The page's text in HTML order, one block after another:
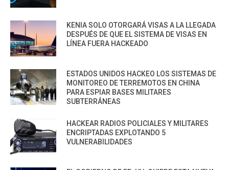
KENIA SOLO OTORGARÁ VISAS A LA LLEGADA
DESPUÉS DE QUE EL SISTEMA DE VISAS EN
LÍNEA FUERA HACKEADO
ESTADOS UNIDOS HACKEO LOS SISTEMAS DE
MONITOREO DE TERREMOTOS EN CHINA
PARA ESPIAR BASES MILITARES
SUBTERRÁNEAS
HACKEAR RADIOS POLICIALES Y MILITARES
ENCRIPTADAS EXPLOTANDO 5
VULNERABILIDADES